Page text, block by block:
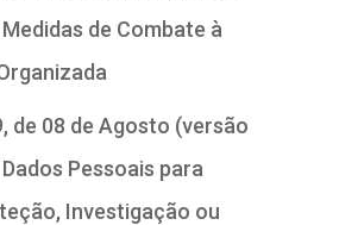
de Combate à
de 08 de Agosto (versão
Pessoais para
Investigação ou